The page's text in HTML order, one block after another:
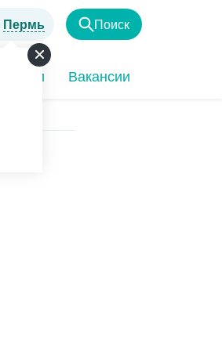
Пермь Поиск
Акции Вакансии